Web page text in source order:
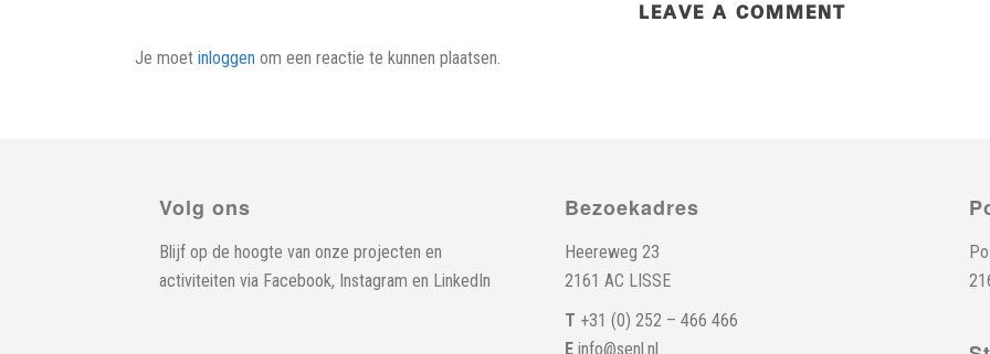
LEAVE A COMMENT
Je moet inloggen om een reactie te kunnen plaatsen.
Volg ons
Blijf op de hoogte van onze projecten en
activiteiten via Facebook, Instagram en LinkedIn
Bezoekadres
Heereweg 23
2161 AC LISSE
T +31 (0) 252 – 466 466
Einfo@senl.nl